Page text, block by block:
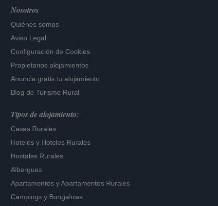
Nosotros
Quiénes somos
Aviso Legal
Configuración de Cookies
Propietarios alojamientos
Anuncia gratis tu alojamiento
Blog de Turismo Rural
Tipos de alojamiento:
Casas Rurales
Hoteles y Hoteles Rurales
Hostales Rurales
Albergues
Apartamentos yApartamentos Rurales
Campings y Bungalows